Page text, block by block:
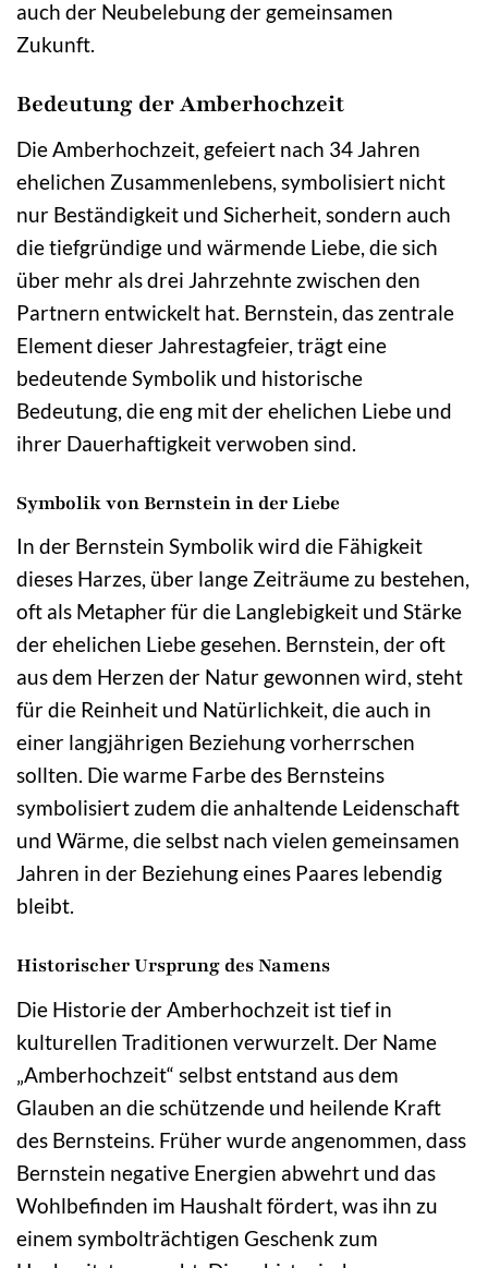
auch der Neubelebung der gemeinsamen
Zukunft.
Bedeutung der Amberhochzeit
Die Amberhochzeit, gefeiert nach 34 Jahren
ehelichen Zusammenlebens, symbolisiert nicht
nur Beständigkeit und Sicherheit, sondern auch
die tiefgründige und wärmende Liebe, die sich
über mehr als drei Jahrzehnte zwischen den
Partnern entwickelt hat. Bernstein, das zentrale
Element dieser Jahrestagfeier, trägt eine
bedeutende Symbolik und historische
Bedeutung, die eng mit der ehelichen Liebe und
ihrer Dauerhaftigkeit verwoben sind.
Symbolik von Bernstein in der Liebe
In der Bernstein Symbolik wird die Fähigkeit
dieses Harzes, über lange Zeiträume zu bestehen,
oft als Metapher für die Langlebigkeit und Stärke
der ehelichen Liebe gesehen. Bernstein, der oft
aus dem Herzen der Natur gewonnen wird, steht
für die Reinheit und Natürlichkeit, die auch in
einer langjährigen Beziehung vorherrschen
sollten. Die warme Farbe des Bernsteins
symbolisiert zudem die anhaltende Leidenschaft
und Wärme, die selbst nach vielen gemeinsamen
Jahren in der Beziehung eines Paares lebendig
bleibt.
Historischer Ursprung des Namens
Die Historie der Amberhochzeit ist tief in
kulturellen Traditionen verwurzelt. Der Name
„Amberhochzeit“ selbst entstand aus dem
Glauben an die schützende und heilende Kraft
des Bernsteins. Früher wurde angenommen, dass
Bernstein negative Energien abwehrt und das
Wohlbefinden im Haushalt fördert, was ihn zu
einem symbolträchtigen Geschenk zum